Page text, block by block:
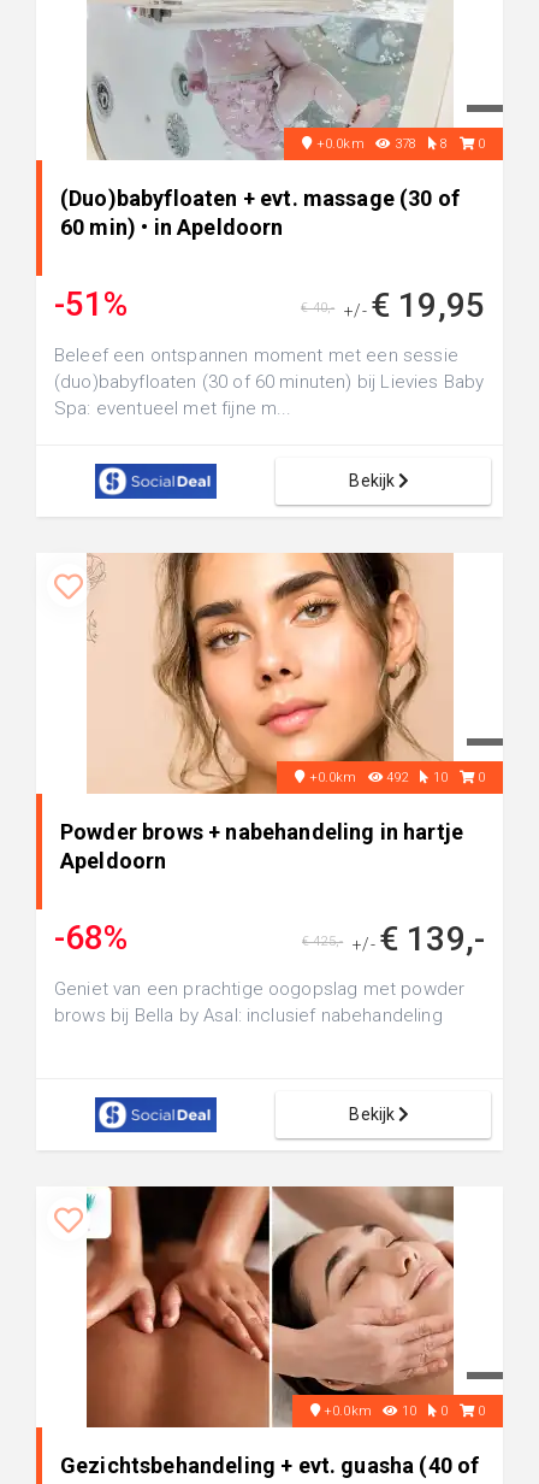
+0.0km 378 8 0
(Duo)babyfloaten + evt. massage (30 of
60 min) • in Apeldoorn
-51% +/- € 19,95
€ 40,-
Beleef een ontspannen moment met een sessie
(duo)babyfloaten (30 of 60 minuten) bij Lievies Baby
Spa: eventueel met fijne m...
Bekijk
+0.0km 492 10 0
Powder brows + nabehandeling in hartje
Apeldoorn
-68% +/- € 139,-
€ 425,-
Geniet van een prachtige oogopslag met powder
brows bij Bella by Asal: inclusief nabehandeling
Bekijk
+0.0km 10 0 0
Gezichtsbehandeling + evt. guasha (40 of